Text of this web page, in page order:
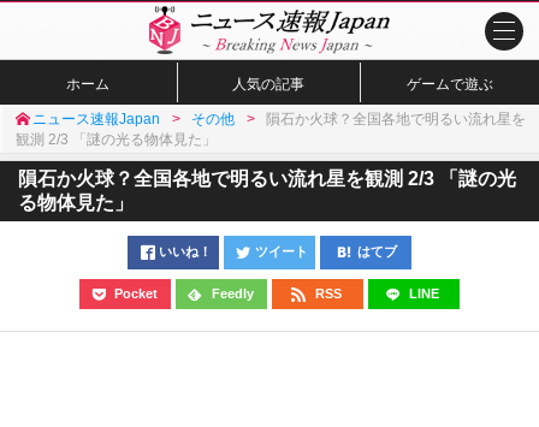
ホーム 人気の記事 ゲームで遊ぶ
ニュース速報Japan その他
隕石か火球？全国各地で明るい流れ星を
観測 2/3 「謎の光る物体見た」
隕石か火球？全国各地で明るい流れ星を観測 2/3 「謎の光
る物体見た」
いいね！ ツイート はてブ
Pocket Feedly RSS LINE